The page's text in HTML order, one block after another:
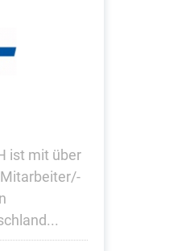
ist mit über